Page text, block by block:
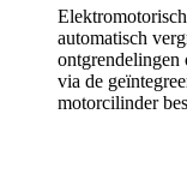
automatisch
via de
motorcilinder